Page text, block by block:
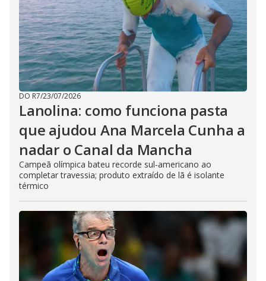
DO R7/23/07/2026
Lanolina: como funciona pasta
que ajudou Ana Marcela Cunha a
nadar o Canal da Mancha
Campeã olímpica bateu recorde sul-americano ao
completar travessia; produto extraído de lã é isolante
térmico